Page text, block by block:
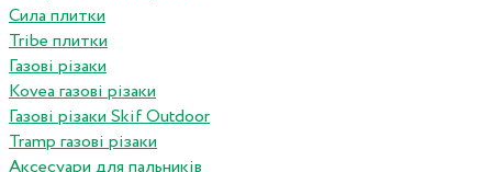
Сила плитки
Tribe плитки
Газові різаки
Kovea газові різаки
Газові різаки Skif Outdoor
Tramp газові різаки